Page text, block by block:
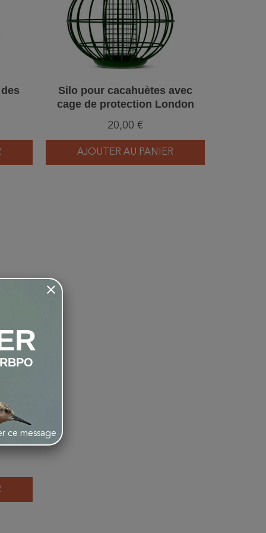
Silo pour cacahuètes avec
cage de protection London
20,00 €
AJOUTER AU PANIER
favorite_border
-
ce message